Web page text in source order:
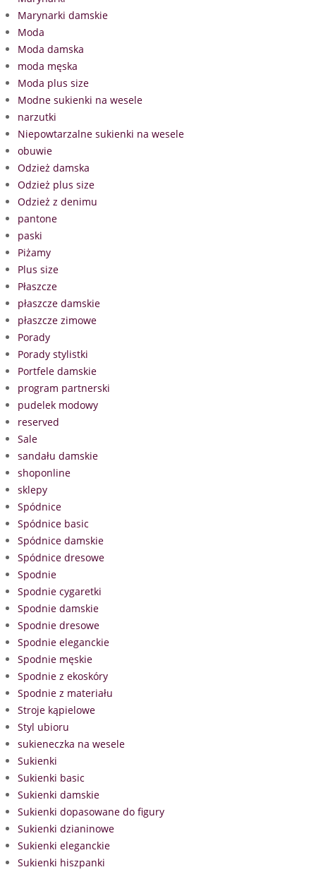
Marynarki damskie
Moda
Moda damska
moda męska
Moda plus size
Modne sukienki na wesele
narzutki
Niepowtarzalne sukienki na wesele
obuwie
Odzież damska
Odzież plus size
Odzież z denimu
pantone
paski
Piżamy
Plus size
Płaszcze
płaszcze damskie
płaszcze zimowe
Porady
Porady stylistki
Portfele damskie
program partnerski
pudelek modowy
reserved
Sale
sandału damskie
shoponline
sklepy
Spódnice
Spódnice basic
Spódnice damskie
Spódnice dresowe
Spodnie
Spodnie cygaretki
Spodnie damskie
Spodnie dresowe
Spodnie eleganckie
Spodnie męskie
Spodnie z ekoskóry
Spodnie z materiału
Stroje kąpielowe
Styl ubioru
sukieneczka na wesele
Sukienki
Sukienki basic
Sukienki damskie
Sukienki dopasowane do figury
Sukienki dzianinowe
Sukienki eleganckie
Sukienki hiszpanki